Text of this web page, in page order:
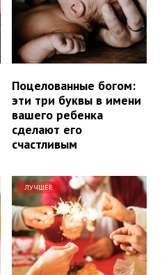
Поцелованные богом:
эти три буквы в имени
вашего ребенка
сделают его
счастливым
ЛУЧШЕЕ